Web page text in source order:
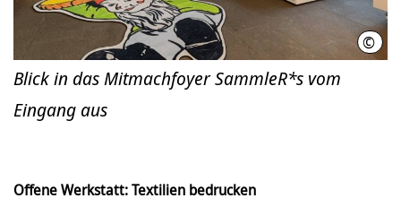
©
Blick in das Mitmachfoyer SammleR*s vom
Eingang aus
Offene Werkstatt: Textilien bedrucken